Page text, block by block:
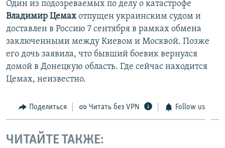
Один из подозреваемых по делу о катастрофе
Владимир Цемах отпущен украинским судом и
доставлен в Россию 7 сентября в рамках обмена
заключенными между Киевом и Москвой. Позже
его дочь заявила, что бывший боевик вернулся
домой в Донецкую область. Где сейчас находится
Цемах, неизвестно.
Поделиться Читать без VPN Follow us
ЧИТАЙТЕ ТАКЖЕ: